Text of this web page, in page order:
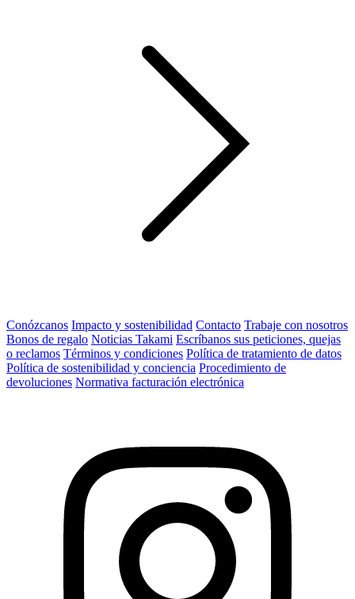
Conózcanos Impacto y sostenibilidad Contacto Trabaje con nosotros
Bonos de regalo Noticias Takami Escríbanos sus peticiones, quejas
o reclamos Términos y condiciones Política de tratamiento de datos
Política de sostenibilidad y conciencia Procedimiento de
devoluciones Normativa facturación electrónica